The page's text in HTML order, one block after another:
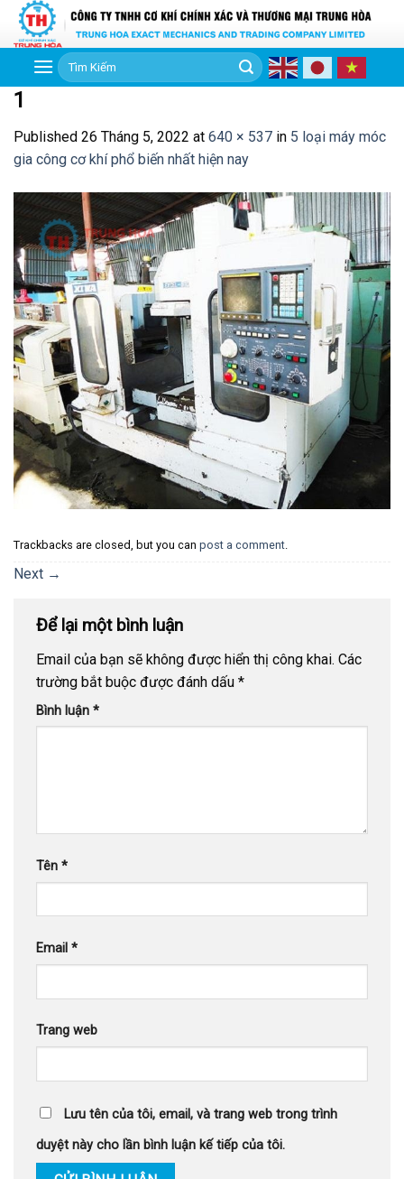
Skip
Tìm
kiếm:
1
Published 26 Tháng 5, 2022 at 640 × 537 in 5 loại máy móc
gia công cơ khí phổ biến nhất hiện nay
Trackbacks are closed, but you can post a comment.
Next →
Để lại một bình luận
Email của bạn sẽ không được hiển thị công khai. Các
trường bắt buộc được đánh dấu *
Bình luận *
Tên *
Email *
Trang web
Lưu tên của tôi, email, và trang web trong trình
duyệt này cho lần bình luận kế tiếp của tôi.